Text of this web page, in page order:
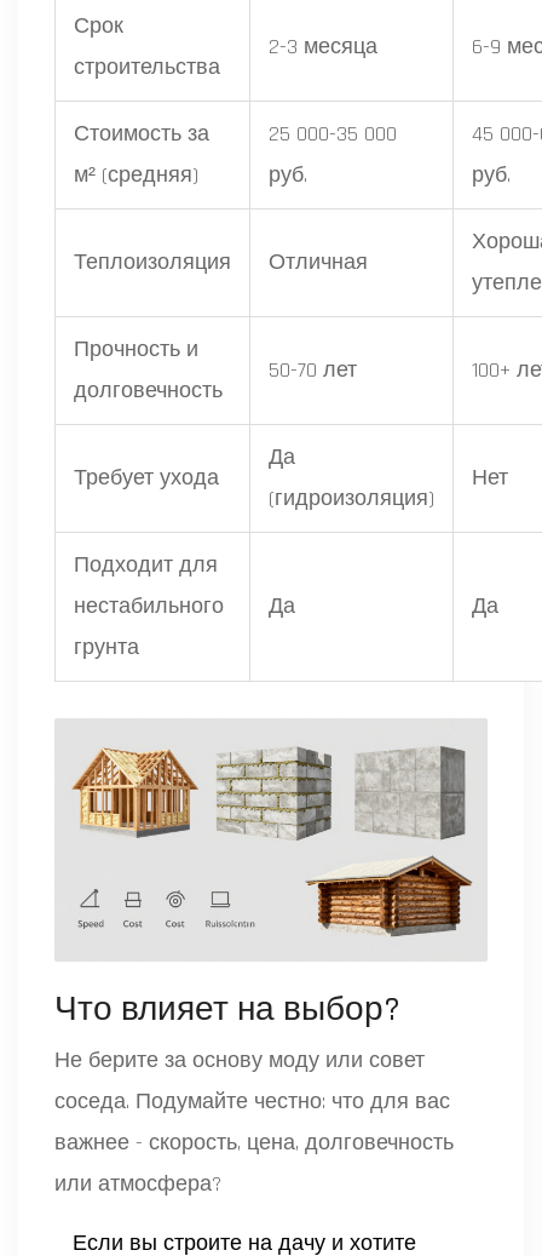
Срок
строительства
2-3 месяца 6-9
Стоимость за
м² (средняя)
25 000-35 000
руб.
45
руб.
Теплоизоляция Отличная
Прочность и
долговечность
50-70 лет 100+
Требует ухода
Да
(гидроизоляция)
Нет
Подходит для
нестабильного
грунта
Да Да
Что влияет на выбор?
Не берите за основу моду или совет
соседа. Подумайте честно: что для вас
важнее - скорость, цена, долговечность
или атмосфера?
Если вы строите на дачу и хотите